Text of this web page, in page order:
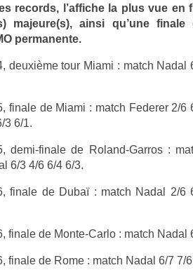
re­cords, l’af­fiche la plus vue en
majeure(s), ainsi qu’une fin­ale
per­manen­te.
deuxième tour Miami : match Nadal
fin­ale de Miami : match Feder­er 2/6
3 6/1.
demi-finale de Roland-Garros :
6/3 4/6 6/4 6/3.
fin­ale de Dubaï : match Nadal 2/6
fin­ale de Monte-Carlo : match Nadal
fin­ale de Rome : match Nadal 6/7 7/